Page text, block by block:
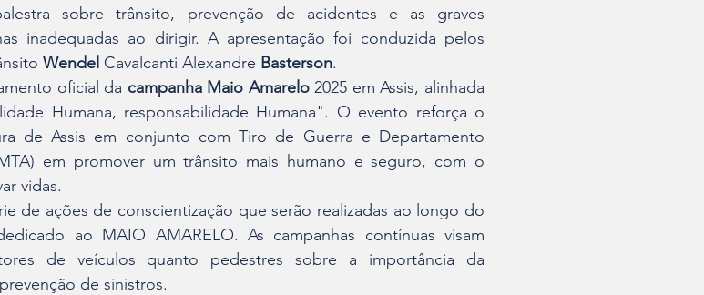
sobre trânsito, prevenção de acidentes e as graves
inadequadas ao dirigir. A apresentação foi conduzida pelos
Wendel Cavalcanti Alexandre Basterson.
oficial da campanha Maio Amarelo 2025 em Assis, alinhada
Humana, responsabilidade Humana". O evento reforça o
de Assis em conjunto com Tiro de Guerra e Departamento
em promover um trânsito mais humano e seguro, com o
vidas.
de ações de conscientização que serão realizadas ao longo do
ao MAIO AMARELO. As campanhas contínuas visam
de veículos quanto pedestres sobre a importância da
de sinistros.